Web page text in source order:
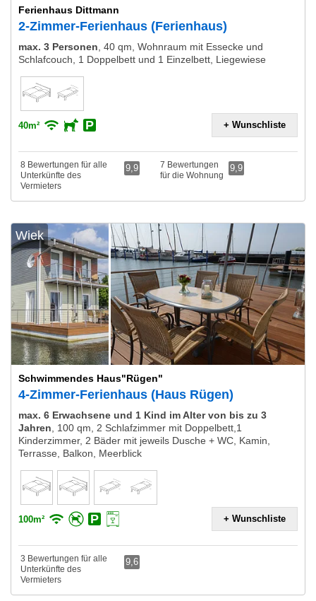
Ferienhaus Dittmann
2-Zimmer-Ferienhaus (Ferienhaus)
max. 3 Personen 40 qm, Wohnraum mit Essecke und
Schlafcouch, 1 Doppelbett und 1 Einzelbett, Liegewiese
40m² + Wunschliste
8 Bewertungen für alle
Unterkünfte des
Vermieters
9,9
7 Bewertungen
für die Wohnung
9,9
Wiek
Schwimmendes Haus"Rügen"
4-Zimmer-Ferienhaus (Haus Rügen)
max. 6 Erwachsene und 1 Kind im Alter von bis zu 3
Jahren
100 qm, 2 Schlafzimmer mit Doppelbett,1
Kinderzimmer, 2 Bäder mit jeweils Dusche + WC, Kamin,
Terrasse, Balkon, Meerblick
100m² + Wunschliste
3 Bewertungen für alle
Unterkünfte des
Vermieters
9,6